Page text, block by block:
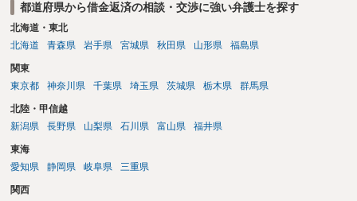
都道府県から借金返済の相談・交渉に強い弁護士を探す
北海道・東北
北海道
青森県 岩手県 宮城県 秋田県 山形県 福島県
関東
東京都
神奈川県 千葉県 埼玉県 茨城県 栃木県 群馬県
北陸・甲信越
新潟県
長野県 山梨県 石川県 富山県 福井県
東海
愛知県
静岡県 岐阜県 三重県
関西